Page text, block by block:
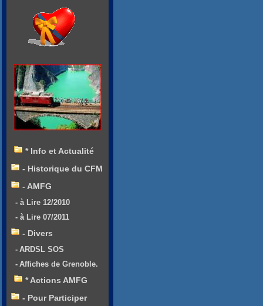
* Info et Actualité
- Historique du CFM
- AMFG
- à Lire 12/2010
- à Lire 07/2011
- Divers
- ARDSL SOS
- Affiches de Grenoble.
* Actions AMFG
- Pour Participer